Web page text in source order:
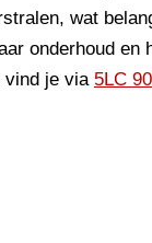
wat
onderhoud en
vind je via 5LC